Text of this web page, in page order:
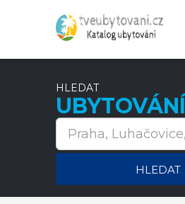
HLEDAT
UBYTOVÁNÍ
HLEDAT